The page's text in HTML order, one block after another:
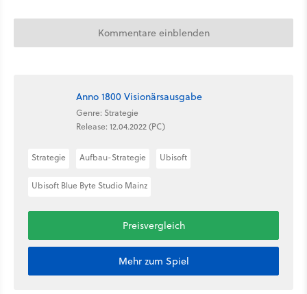
Kommentare einblenden
Anno 1800 Visionärsausgabe
Genre: Strategie
Release: 12.04.2022 (PC)
Strategie Aufbau-Strategie Ubisoft
Ubisoft Blue Byte Studio Mainz
Preisvergleich
Mehr zum Spiel